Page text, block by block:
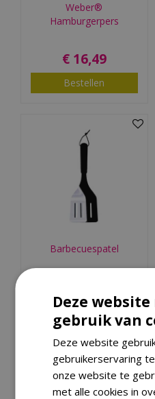
Weber®
Hamburgerpers
€ 16,49
Bestellen
Barbecuespatel
€11 99
Bestellen
Deze
gebruik van
Deze website
gebruikerservaring
onze website te
met alle cookies in